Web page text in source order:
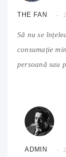
THE FAN
Să nu se
consumație
persoană sau
ADMIN